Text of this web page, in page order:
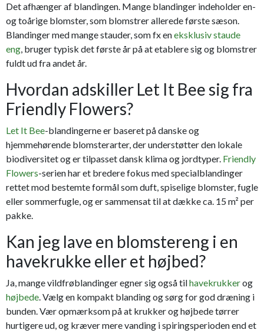
Det afhænger af blandingen. Mange blandinger indeholder en-
og toårige blomster, som blomstrer allerede første sæson.
Blandinger med mange stauder, som fx eneksklusiv staude
eng, bruger typisk det første år på at etablere sig og blomstrer
fuldt ud fra andet år.
Hvordan adskiller Let It Bee sig fra
Friendly Flowers?
Let It Bee-blandingerne er baseret på danske og
hjemmehørende blomsterarter, der understøtter den lokale
biodiversitet og er tilpasset dansk klima og jordtyper. Friendly
Flowers-serien har et bredere fokus med specialblandinger
rettet mod bestemte formål som duft, spiselige blomster, fugle
eller sommerfugle, og er sammensat til at dække ca. 15 m² per
pakke.
Kan jeg lave en blomstereng i en
havekrukke eller et højbed?
Ja, mange vildfrøblandinger egner sig også tilhavekrukkerog
højbede. Vælg en kompakt blanding og sørg for god dræning i
bunden. Vær opmærksom på at krukker og højbede tørrer
hurtigere ud, og kræver mere vanding i spiringsperioden end et